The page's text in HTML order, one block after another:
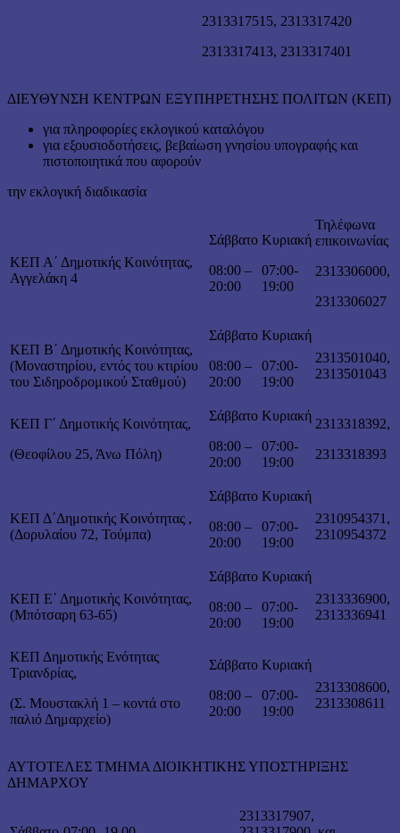
2313317515, 2313317420
2313317413, 2313317401
ΔΙΕΥΘΥΝΣΗ ΚΕΝΤΡΩΝ ΕΞΥΠΗΡΕΤΗΣΗΣ ΠΟΛΙΤΩΝ (ΚΕΠ)
για πληροφορίες εκλογικού καταλόγου
για εξουσιοδοτήσεις, βεβαίωση γνησίου υπογραφής και
πιστοποιητικά που αφορούν
την εκλογική διαδικασία
ΚΕΠ Α΄ Δημοτικής Κοινότητας,
Αγγελάκη 4
Σάββατο
08:00 –
20:00
Κυριακή
07:00-
19:00
Τηλέφωνα
επικοινωνίας
2313306000,
2313306027
ΚΕΠ Β΄ Δημοτικής Κοινότητας,
(Μοναστηρίου, εντός του κτιρίου
του Σιδηροδρομικού Σταθμού)
Σάββατο
08:00 –
20:00
Κυριακή
07:00-
19:00
2313501040,
2313501043
ΚΕΠ Γ΄ Δημοτικής Κοινότητας,
(Θεοφίλου 25, Άνω Πόλη)
Σάββατο
08:00 –
20:00
Κυριακή
07:00-
19:00
2313318392,
2313318393
ΚΕΠ Δ΄Δημοτικής Κοινότητας ,
(Δορυλαίου 72, Τούμπα)
Σάββατο
08:00 –
20:00
Κυριακή
07:00-
19:00
2310954371,
2310954372
ΚΕΠ Ε΄ Δημοτικής Κοινότητας,
(Μπότσαρη 63-65)
Σάββατο
08:00 –
20:00
Κυριακή
07:00-
19:00
2313336900,
2313336941
ΚΕΠ Δημοτικής Ενότητας
Τριανδρίας,
(Σ. Μουστακλή 1 – κοντά στο
παλιό Δημαρχείο)
Σάββατο
08:00 –
20:00
Κυριακή
07:00-
19:00
2313308600,
2313308611
ΑΥΤΟΤΕΛΕΣ ΤΜΗΜΑ ΔΙΟΙΚΗΤΙΚΗΣ ΥΠΟΣΤΗΡΙΞΗΣ
ΔΗΜΑΡΧΟΥ
2313317907,